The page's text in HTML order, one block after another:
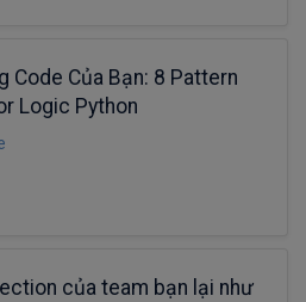
Code Của Bạn: 8 Pattern
Logic Python
của team bạn lại như